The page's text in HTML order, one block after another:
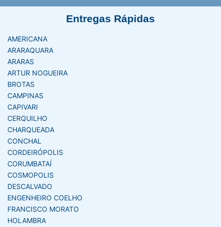
Entregas Rápidas
AMERICANA
ARARAQUARA
ARARAS
ARTUR NOGUEIRA
BROTAS
CAMPINAS
CAPIVARI
CERQUILHO
CHARQUEADA
CONCHAL
CORDEIRÓPOLIS
CORUMBATAÍ
COSMOPOLIS
DESCALVADO
ENGENHEIRO COELHO
FRANCISCO MORATO
HOLAMBRA